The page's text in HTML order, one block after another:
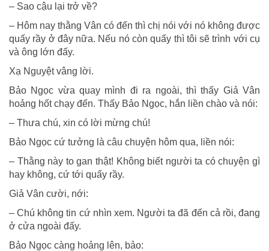
– Sao cậu lại trở về?
– Hôm nay thằng Vân có đến thì chị nói với nó không được
quấy rầy ở đây nữa. Nếu nó còn quấy thì tôi sẽ trình với cụ
và ông lớn đấy.
Xạ Nguyệt vâng lời.
Bảo Ngọc vừa quay mình đi ra ngoài, thì thấy Giả Vân
hoảng hốt chạy đến. Thấy Bảo Ngọc, hắn liền chào và nói:
– Thưa chú, xin có lời mừng chú!
Bảo Ngọc cứ tưởng là câu chuyện hôm qua, liền nói:
– Thằng này to gan thật! Không biết người ta có chuyện gì
hay không, cứ tới quấy rầy.
Giả Vân cười, nới:
– Chú không tin cứ nhìn xem. Người ta đã đến cả rồi, đang
ở cửa ngoài đấy.
Bảo Ngọc càng hoảng lên, bảo: